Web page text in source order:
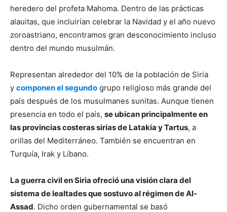
heredero del profeta Mahoma. Dentro de las prácticas
alauitas, que incluirían celebrar la Navidad y el año nuevo
zoroastriano, encontramos gran desconocimiento incluso
dentro del mundo musulmán.
Representan alrededor del 10% de la población de Siria
y componen el segundo grupo religioso más grande del
país después de los musulmanes sunitas. Aunque tienen
presencia en todo el país, se ubican principalmente en
las provincias costeras sirias de Latakia y Tartus, a
orillas del Mediterráneo. También se encuentran en
Turquía, Irak y Líbano.
La guerra civil en Siria ofreció una visión clara del
sistema de lealtades que sostuvo al régimen de Al-
Assad. Dicho orden gubernamental se basó